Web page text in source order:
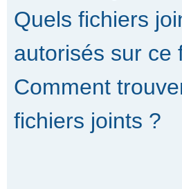
Quels fichiers
autorisés sur ce
Comment
fichiers joints ?